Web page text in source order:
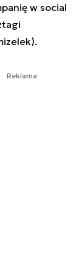
w social
Reklama